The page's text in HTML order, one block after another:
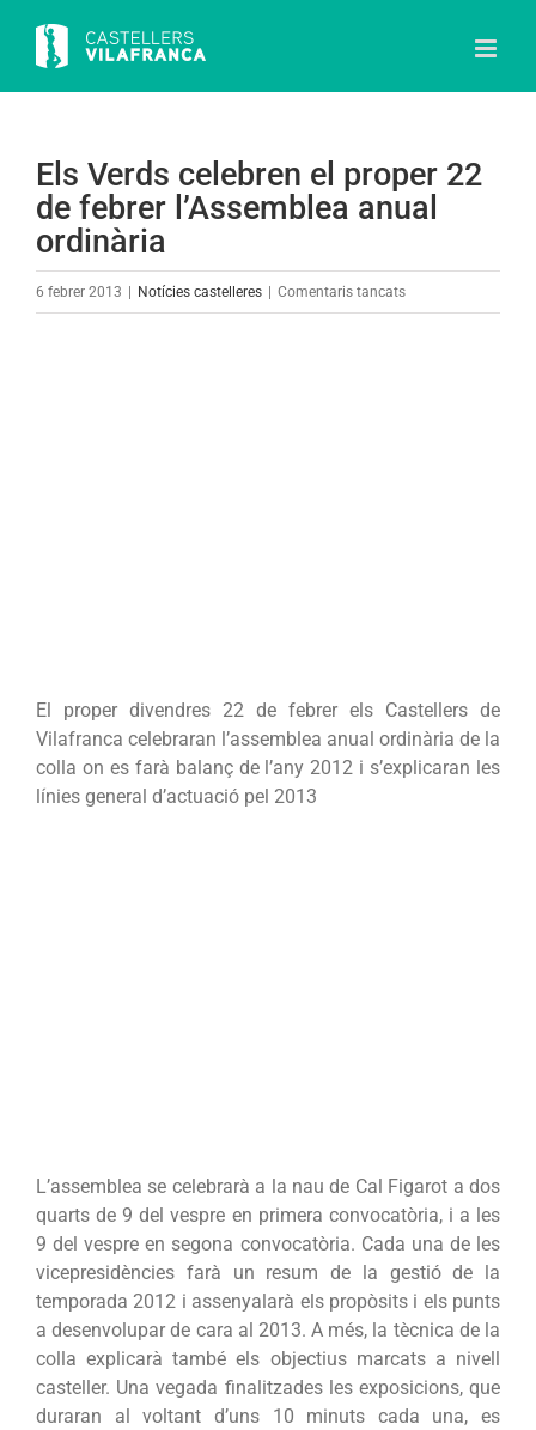
content
Els Verds celebren el proper 22
de febrer l’Assemblea anual
ordinària
6 febrer 2013 Notícies castelleres Comentaris tancatsa
El proper divendres 22 de febrer els Castellers de
Vilafranca celebraran l’assemblea anual ordinària de la
colla on es farà balanç de l’any 2012 i s’explicaran les
línies general d’actuació pel 2013
L’assemblea se celebrarà a la nau de Cal Figarot a dos
quarts de 9 del vespre en primera convocatòria, i a les
9 del vespre en segona convocatòria. Cada una de les
vicepresidències farà un resum de la gestió de la
temporada 2012 i assenyalarà els propòsits i els punts
a desenvolupar de cara al 2013. A més, la tècnica de la
colla explicarà també els objectius marcats a nivell
casteller. Una vegada finalitzades les exposicions, que
duraran al voltant d’uns 10 minuts cada una, es